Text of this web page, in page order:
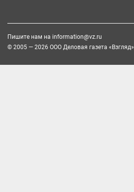
Пишите нам на information@vz.ru
© 2005 — 2026 ООО Деловая газета «Взгляд»